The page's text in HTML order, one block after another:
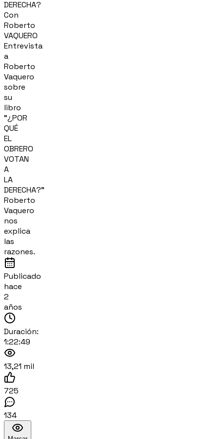
DERECHA?
Con
Roberto
VAQUERO
Entrevista
a
Roberto
Vaquero
sobre
su
libro
"¿POR
QUÉ
EL
OBRERO
VOTAN
A
LA
DERECHA?"
Roberto
Vaquero
nos
explica
las
razones.
Publicado
hace
2
años
Duración:
1:22:49
13,21 mil
725
134